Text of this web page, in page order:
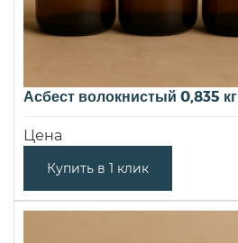
Асбест волокнистый 0,835 кг
Цена
Купить в 1 клик